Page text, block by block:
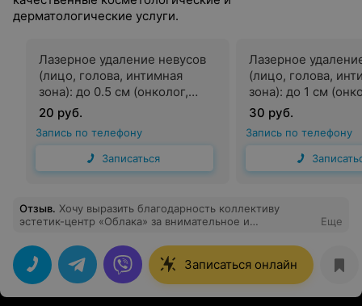
дерматологические услуги.
Лазерное удаление невусов
(лицо, голова, интимная
зона): до 0.5 см (онколог,
косметолог)
20 руб.
Запись по телефону
Записаться
Лазерное
(лицо, голова,
зона): до 1 см
косметолог)
30 руб.
Запись по телефону
Отзыв. Хочу выразить благодарность коллективу
эстетик-центр «Облака» за внимательное и
приятно приходить в центр на различные процедуры.
Уже при входе в уютной обстановке встречает очень
внимательный администратор Оксана. Оксана всегда
встречает с улыбкой, выслушает, даст
квалифицированную консультацию, а также предложит
Еще
Записаться онлайн